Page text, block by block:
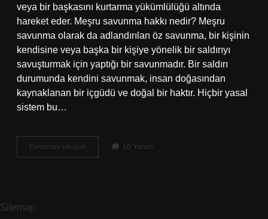
veya bir başkasını kurtarma yükümlülüğü altında
hareket eder. Meşru savunma hakkı nedir? Meşru
savunma olarak da adlandırılan öz savunma, bir kişinin
kendisine veya başka bir kişiye yönelik bir saldırıyı
savuşturmak için yaptığı bir savunmadır. Bir saldırı
durumunda kendini savunmak, insan doğasından
kaynaklanan bir içgüdü ve doğal bir haktır. Hiçbir yasal
sistem bu…
Devamını okuyun
Savunma
10 Yorum
Sitemap